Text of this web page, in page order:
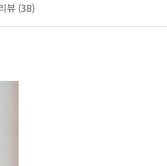
뷰 (38)